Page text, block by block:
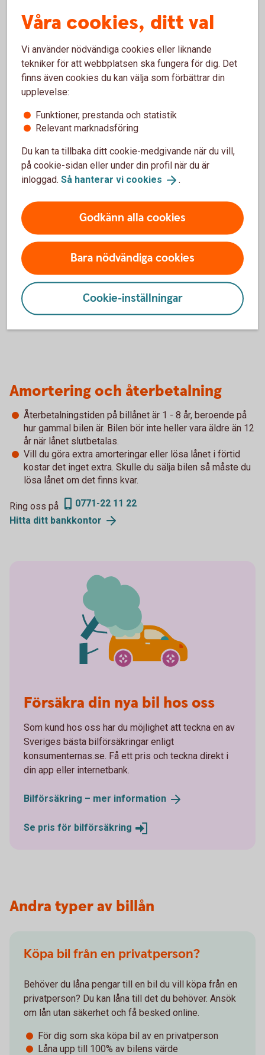
Pris och ränta Billån
6,19 % (senaste ränteändring 2025-10-03)
Uppläggningsavgift Nyckelkund
350 kr
Uppläggningsavgift
Aviseringsavgift
0 kr
1
Med e-faktura, 19 kr med autogiro och 45 kr
för postala avier.
Tillbaka
Amortering och återbetalning
Återbetalningstiden på billånet är 1 - 8 år, beroende på
hur gammal bilen är. Bilen bör inte heller vara äldre än 12
år när lånet slutbetalas.
Vill du göra extra amorteringar eller lösa lånet i förtid
kostar det inget extra. Skulle du sälja bilen så måste du
lösa lånet om det finns kvar.
Ring oss på
0771-22 11 22
Hitta ditt bankkontor
Försäkra din nya bil hos oss
Som kund hos oss har du möjlighet att teckna en av
Sveriges bästa bilförsäkringar enligt
konsumenternas.se. Få ett pris och teckna direkt i
din app eller internetbank.
Bilförsäkring – mer information
Se pris för bilförsäkring
Andra typer av billån
Köpa bil från en privatperson?
Behöver du låna pengar till en bil du vill köpa från en
privatperson? Du kan låna till det du behöver. Ansök
om lån utan säkerhet och få besked online.
För dig som ska köpa bil av en privatperson
Låna upp till 100% av bilens värde
Våra cookies, ditt val
Vi använder nödvändiga cookies eller liknande
tekniker för att webbplatsen ska fungera för dig. Det
finns även cookies du kan välja som förbättrar din
upplevelse:
Funktioner, prestanda och statistik
Relevant marknadsföring
Du kan ta tillbaka ditt cookie-medgivande när du vill,
på cookie-sidan eller under din profil när du är
inloggad. Så hanterar vi cookies .
Godkänn alla cookies
Bara nödvändiga cookies
Cookie-inställningar